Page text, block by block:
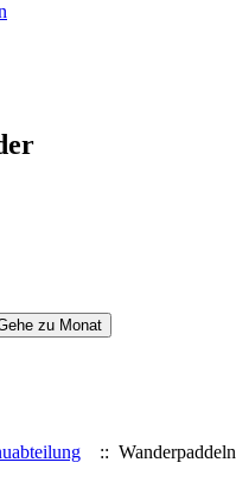
zu Monat
:: Wanderpaddeln